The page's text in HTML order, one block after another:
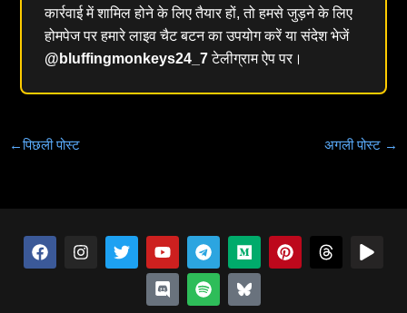
कार्रवाई में शामिल होने के लिए तैयार हों, तो हमसे जुड़ने के लिए
होमपेज पर हमारे लाइव चैट बटन का उपयोग करें या संदेश भेजें
@bluffingmonkeys24_7टेलीग्राम ऐप पर।
←पिछली पोस्ट अगली पोस्ट →
फे
स
इं
स्टा
च
ह
यू
ट्यू
ब
टे
ली
ग्रा
म
म
ध्य
म
पिं
ट
धा
गे
खे
ल
झ
ग
ड़ा
स्पॉ
टि
फा
ई
ब्लू
स्का
ई
-
आ